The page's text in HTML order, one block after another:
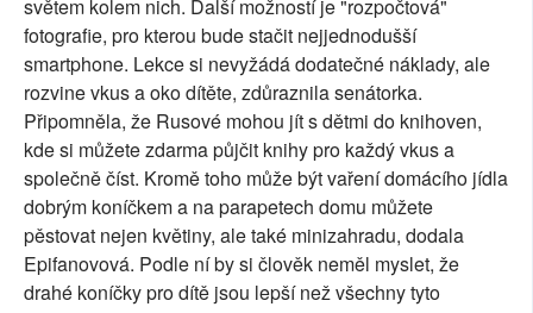
světem kolem nich. Další možností je "rozpočtová"
fotografie, pro kterou bude stačit nejjednodušší
smartphone. Lekce si nevyžádá dodatečné náklady, ale
rozvine vkus a oko dítěte, zdůraznila senátorka.
Připomněla, že Rusové mohou jít s dětmi do knihoven,
kde si můžete zdarma půjčit knihy pro každý vkus a
společně číst. Kromě toho může být vaření domácího jídla
dobrým koníčkem a na parapetech domu můžete
pěstovat nejen květiny, ale také minizahradu, dodala
Epifanovová. Podle ní by si člověk neměl myslet, že
drahé koníčky pro dítě jsou lepší než všechny tyto